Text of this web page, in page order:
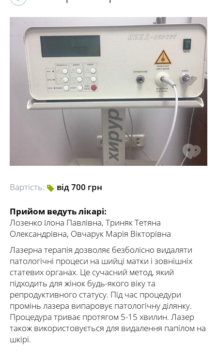
Вартість: від 700 грн
Прийом ведуть лікарі:
Лозенко Ілона Павлівна, Триняк Тетяна
Олександрівна, Овчарук Марія Вікторівна
Лазерна терапія дозволяє безболісно видаляти
патологічні процеси на шийці матки і зовнішніх
статевих органах. Це сучасний метод, який
підходить для жінок будь-якого віку та
репродуктивного статусу. Під час процедури
промінь лазера випаровує патологічну ділянку.
Процедура триває протягом 5-15 хвилин. Лазер
також використовується для видалення папілом на
шкірі.